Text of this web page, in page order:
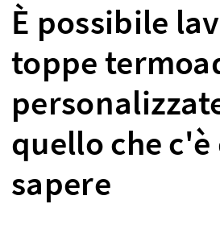
È possibile
toppe
quello che c'è
sapere